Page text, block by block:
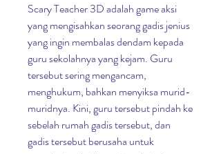
Scary Teacher 3D adalah game aksi
yang mengisahkan seorang gadis jenius
yang ingin membalas dendam kepada
guru sekolahnya yang kejam. Guru
tersebut sering mengancam,
menghukum, bahkan menyiksa murid-
muridnya. Kini, guru tersebut pindah ke
sebelah rumah gadis tersebut, dan
gadis tersebut berusaha untuk